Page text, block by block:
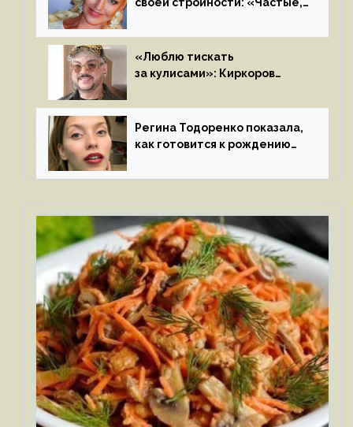
«Люблю тискать
за кулисами»: Киркоров
к молодой особе
Регина Тодоренко показала,
как готовится к рождению